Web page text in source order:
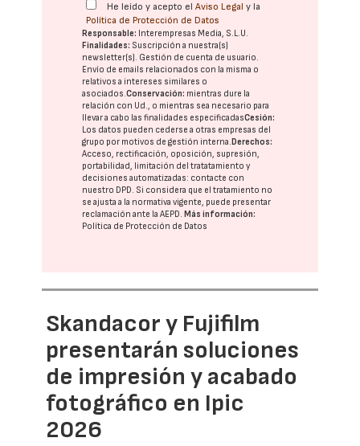
He leído y acepto elAviso Legal y la
Política de Protección de Datos
Responsable: Interempresas Media, S.L.U.
Finalidades: Suscripción a nuestra(s)
newsletter(s). Gestión de cuenta de usuario.
Envío de emails relacionados con la misma o
relativos a intereses similares o
asociados.Conservación: mientras dure la
relación con Ud., o mientras sea necesario para
llevar a cabo las finalidades especificadasCesión:
Los datos pueden cederse a otras empresas del
grupo por motivos de gestión interna. Derechos:
Acceso, rectificación, oposición, supresión,
portabilidad, limitación del tratatamiento y
decisiones automatizadas: contacte con
nuestro DPD. Si considera que el tratamiento no
se ajusta a la normativa vigente, puede presentar
reclamación ante laAEPD. Más información:
Política de Protección de Datos
Skandacor y Fujifilm
presentarán soluciones
de impresión y acabado
fotográfico en Ipic
2026